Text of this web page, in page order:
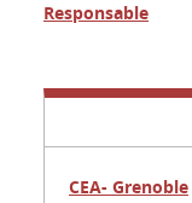
Responsable
CEA- Grenoble